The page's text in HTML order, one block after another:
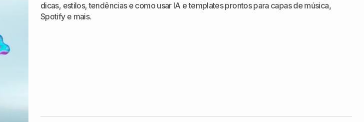
dicas, estilos, tendências e como usar IA e templates prontos para capas de música,
Spotify e mais.